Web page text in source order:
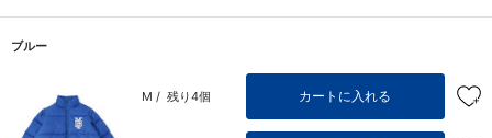
ブルー
M / 残り4個 カートに入れる